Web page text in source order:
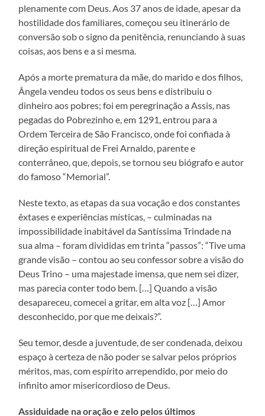
plenamente com Deus. Aos 37 anos de idade, apesar da
hostilidade dos familiares, começou seu itinerário de
conversão sob o signo da penitência, renunciando à suas
coisas, aos bens e a si mesma.
Após a morte prematura da mãe, do marido e dos filhos,
Ângela vendeu todos os seus bens e distribuiu o
dinheiro aos pobres; foi em peregrinação a Assis, nas
pegadas do Pobrezinho e, em 1291, entrou para a
Ordem Terceira de São Francisco, onde foi confiada à
direção espiritual de Frei Arnaldo, parente e
conterrâneo, que, depois, se tornou seu biógrafo e autor
do famoso “Memorial”.
Neste texto, as etapas da sua vocação e dos constantes
êxtases e experiências místicas, – culminadas na
impossibilidade inabitável da Santíssima Trindade na
sua alma – foram divididas em trinta “passos”: “Tive uma
grande visão – contou ao seu confessor sobre a visão do
Deus Trino – uma majestade imensa, que nem sei dizer,
mas parecia conter todo bem. […] Quando a visão
desapareceu, comecei a gritar, em alta voz […] Amor
desconhecido, por que me deixais?”.
Seu temor, desde a juventude, de ser condenada, deixou
espaço à certeza de não poder se salvar pelos próprios
méritos, mas, com espírito arrependido, por meio do
infinito amor misericordioso de Deus.
Assiduidade na oração e zelo pelos últimos